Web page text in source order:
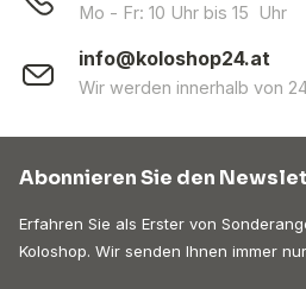
Mo - Fr: 10 Uhr bis 15 Uhr
info@koloshop24.at
Wir werden innerhalb von
Abonnieren Sie den
Erfahren Sie als Erster von
Koloshop. Wir senden Ihnen immer